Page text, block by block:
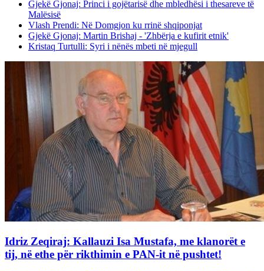
Gjekë Gjonaj: Princi i gojëtarisë dhe mbledhësi i thesareve të
Malësisë
Vlash Prendi: Në Domgjon ku rrinë shqiponjat
Gjekë Gjonaj: Martin Brishaj - 'Zhbërja e kufirit etnik'
Kristaq Turtulli: Syri i nënës mbeti në mjegull
Idriz Zeqiraj: Kallauzi Isa Mustafa, me klanorët e
tij, në ethe për rikthimin e PAN-it në pushtet!